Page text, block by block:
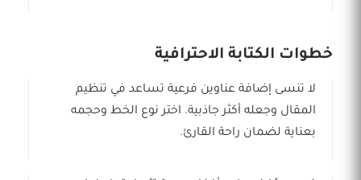
خطوات الكتابة الاحترافية
لا تنسى إضافة عناوين فرعية تساعد في تنظيم
المقال وجعله أكثر جاذبية. اختر نوع الخط وحجمه
بعناية لضمان راحة القارئ.